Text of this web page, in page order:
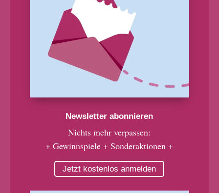
Newsletter abonnieren
Nichts mehr verpassen:
+ Gewinnspiele + Sonderaktionen +
Jetzt kostenlos anmelden